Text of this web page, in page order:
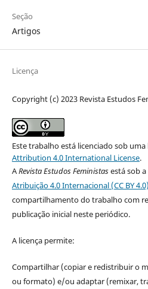
Seção
Artigos
Licença
Copyright (c) 2023 Revista Estudos
Este trabalho está licenciado sob uma
Attribution 4.0 International License.
ARevista Estudos Feministasestá sob a
Atribuição 4.0 Internacional (CC BY 4.0)
compartilhamento do trabalho com
publicação inicial neste periódico.
A licença permite:
Compartilhar (copiar e redistribuir o
ou formato) e/ou adaptar (remixar,